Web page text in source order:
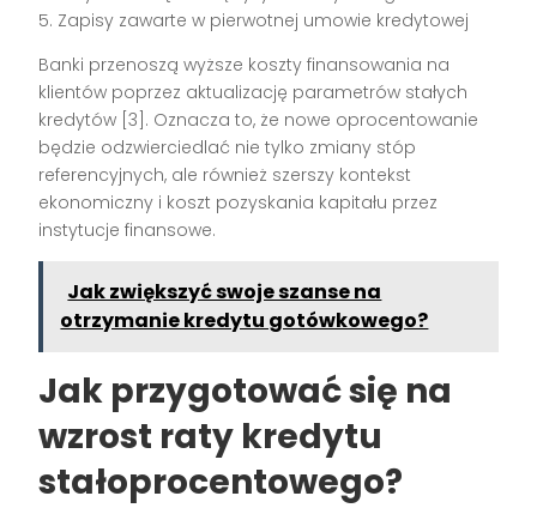
5. Zapisy zawarte w pierwotnej umowie kredytowej
Banki przenoszą wyższe koszty finansowania na
klientów poprzez aktualizację parametrów stałych
kredytów [3]. Oznacza to, że nowe oprocentowanie
będzie odzwierciedlać nie tylko zmiany stóp
referencyjnych, ale również szerszy kontekst
ekonomiczny i koszt pozyskania kapitału przez
instytucje finansowe.
Jak zwiększyć swoje szanse na
otrzymanie kredytu gotówkowego?
Jak przygotować się na
wzrost raty kredytu
stałoprocentowego?